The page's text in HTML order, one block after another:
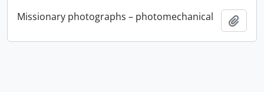
Missionary photographs – photomechanical